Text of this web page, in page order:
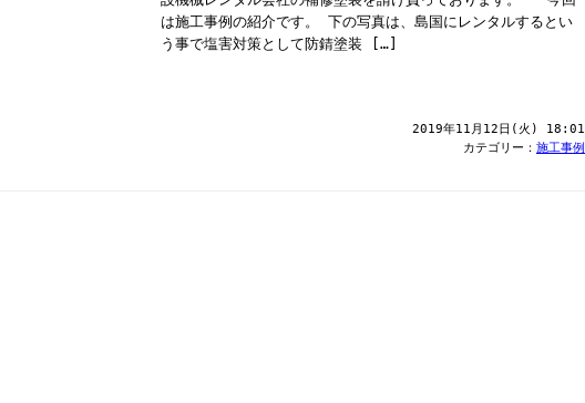
は施工事例の紹介です。 下の写真は、島国にレンタルするとい
う事で塩害対策として防錆塗装 […]
2019年11月12日(火) 18:01
カテゴリー： 施工事例